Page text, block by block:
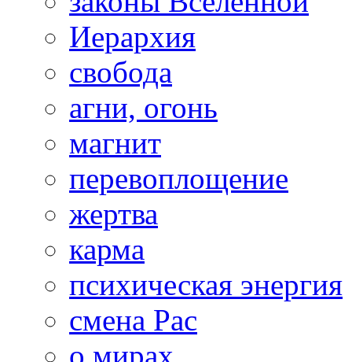
Иерархия
свобода
агни, огонь
магнит
перевоплощение
жертва
карма
психическая энергия
смена Рас
о мирах